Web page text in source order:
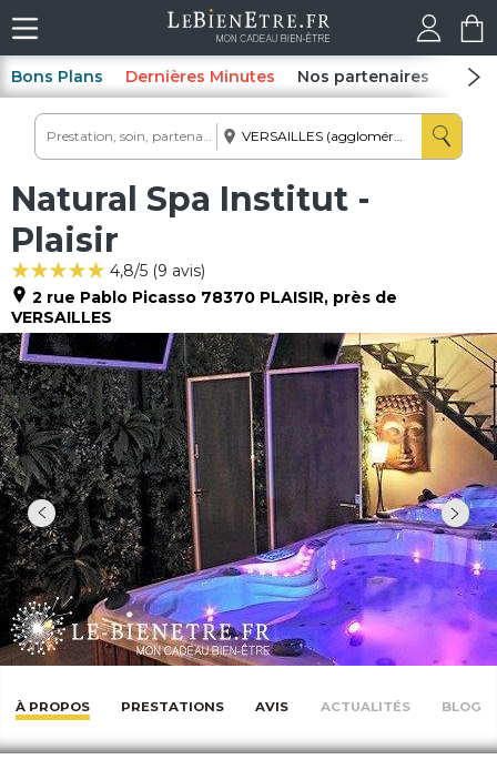
Bons Plans Dernières Minutes Nos partenaires Spas
Natural Spa Institut -
Plaisir
4,8/5 (9 avis)
2 rue Pablo Picasso 78370 PLAISIR, près de
VERSAILLES
À PROPOS PRESTATIONS AVIS ACTUALITÉS BLOG